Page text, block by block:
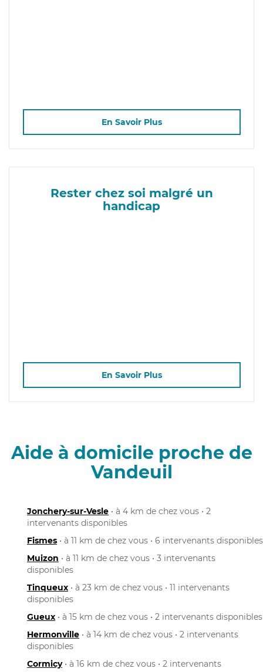
En Savoir Plus
Rester chez soi malgré un
handicap
En Savoir Plus
Aide à domicile proche de
Vandeuil
Jonchery-sur-Vesle • à 4 km de chez vous • 2
intervenants disponibles
Fismes • à 11 km de chez vous • 6 intervenants disponibles
Muizon • à 11 km de chez vous • 3 intervenants
disponibles
Tinqueux • à 23 km de chez vous • 11 intervenants
disponibles
Gueux • à 15 km de chez vous • 2 intervenants disponibles
Hermonville • à 14 km de chez vous • 2 intervenants
disponibles
Cormicy• à 16 km de chez vous • 2 intervenants